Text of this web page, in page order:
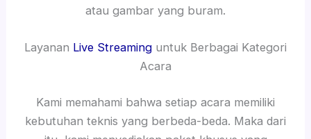
atau gambar yang buram.
Layanan Live Streaming untuk Berbagai Kategori
Acara
Kami memahami bahwa setiap acara memiliki
kebutuhan teknis yang berbeda-beda. Maka dari